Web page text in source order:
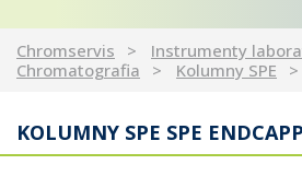
Chromservis
Instrumenty
Chromatografia
Kolumny SPE
KOLUMNY SPE SPE